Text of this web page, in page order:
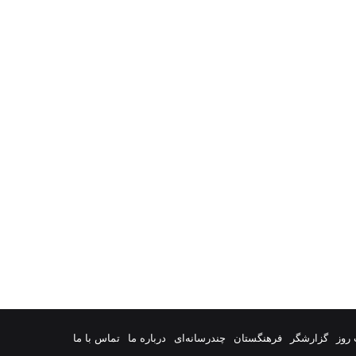
گزارشگر فرهنگستان چندرسانه‌ای درباره ما تماس با ما